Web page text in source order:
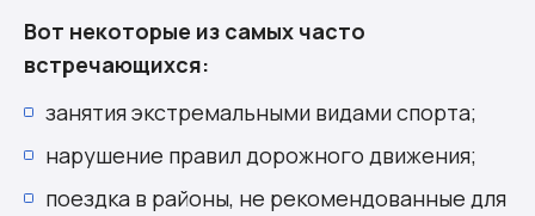
Вот некоторые из самых часто
встречающихся:
занятия экстремальными видами спорта;
нарушение правил дорожного движения;
поездка в районы, не рекомендованные для